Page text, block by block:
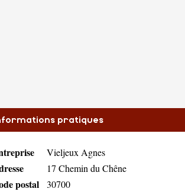
pratiques
Vieljeux Agnes
17 Chemin du Chêne
postal 30700